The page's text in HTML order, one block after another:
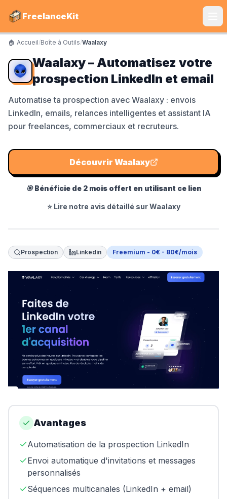
FreelanceKit
CATÉGORIES
Services
Boîte à Outils
Orus
Shine
Proposer un outil
Donner mon avis
Sponsoriser FreelanceKit
🏠 Accueil/Boîte à Outils/Waalaxy
Waalaxy – Automatisez votre
prospection LinkedIn et email
Automatise ta prospection avec Waalaxy : envois
LinkedIn, emails, relances intelligentes et assistant IA
pour freelances, commerciaux et recruteurs.
Découvrir Waalaxy
🎯Bénéficie de 2 mois offert en utilisant ce lien
⭐ Lire notre avis détaillé surWaalaxy
Prospection Linkedin Freemium - 0€ - 80€/mois
Avantages
Automatisation de la prospection LinkedIn
Envoi automatique d'invitations et messages
personnalisés
Séquences multicanales (LinkedIn + email)